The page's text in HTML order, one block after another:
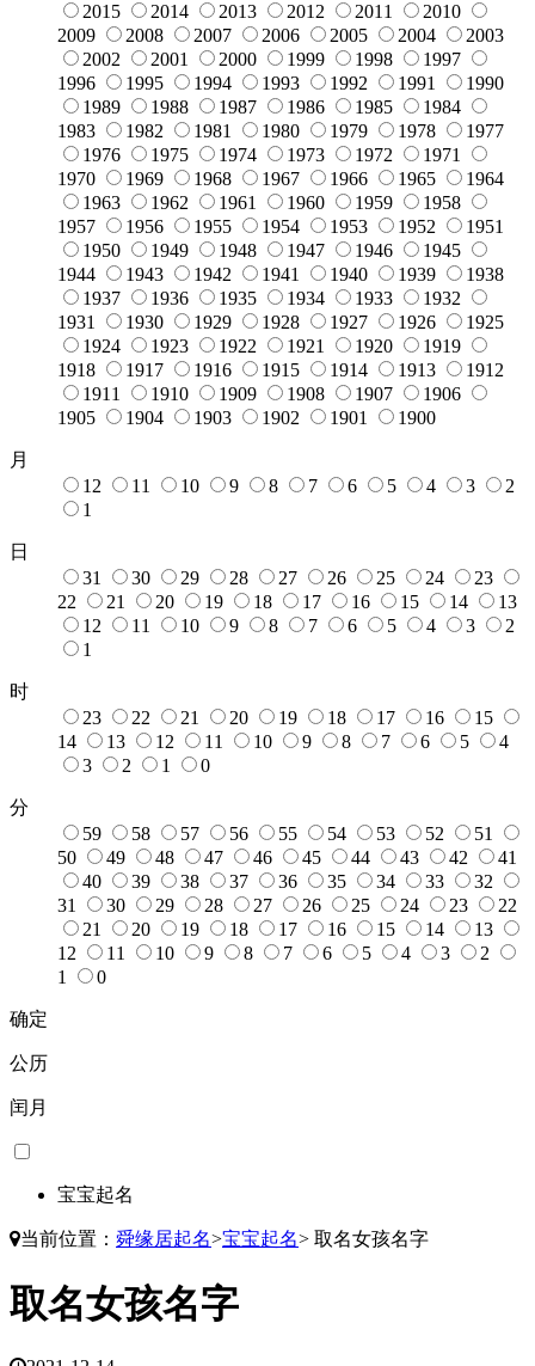
2015
2014 2013 2012 2011
2010
2009
2008 2007 2006 2005 2004
2003
2002
2001 2000 1999 1998
1997
1996
1995 1994 1993 1992 1991
1990
1989
1988 1987 1986 1985
1984
1983
1982 1981 1980 1979 1978
1977
1976
1975 1974 1973 1972
1971
1970
1969 1968 1967 1966 1965
1964
1963
1962 1961 1960 1959
1958
1957
1956 1955 1954 1953 1952
1951
1950
1949 1948 1947 1946
1945
1944
1943 1942 1941 1940 1939
1938
1937
1936 1935 1934 1933
1932
1931
1930 1929 1928 1927 1926
1925
1924
1923 1922 1921 1920
1919
1918
1917 1916 1915 1914 1913
1912
1911
1910 1909 1908 1907
1906
1905
1904 1903 1902 1901 1900
月
12
11 10 9 8 7 6 5 4 3
2
1
日
31
30 29 28 27 26 25 24
23
22
21 20 19 18 17 16 15 14
13
12
11 10 9 8 7 6 5 4 3
2
1
时
23
22 21 20 19 18 17 16
15
14
13 12 11 10 9 8 7 6 5
4
3
2 1 0
分
59
58 57 56 55 54 53 52
51
50
49 48 47 46 45 44 43 42
41
40
39 38 37 36 35 34 33
32
31
30 29 28 27 26 25 24 23
22
21
20 19 18 17 16 15 14
13
12
11 10 9 8 7 6 5 4 3
2
1
0
确定
公历
闰月
宝宝起名
当前位置： 舜缘居起名>宝宝起名> 取名女孩名字
取名女孩名字